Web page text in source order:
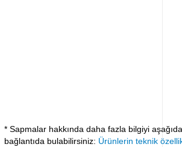
* Sapmalar hakkında daha fazla bilgiyi
bağlantıda bulabilirsiniz: Ürünlerin teknik